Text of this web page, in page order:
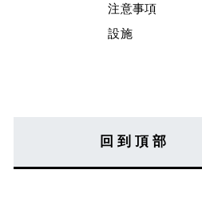
注意事項
設施
回到頂部